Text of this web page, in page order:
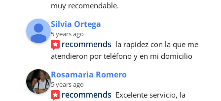
muy recomendable.
Silvia Ortega
5 years ago
recommends la rapidez con la que me
atendieron por teléfono y en mi domicilio
Rosamaria Romero
5 years ago
recommends Excelente servicio, la